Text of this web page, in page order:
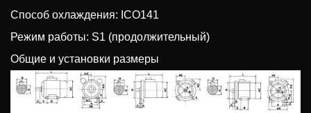
Способ охлаждения: ICO141
Режим работы: S1 (продолжительный)
Общие и установки размеры